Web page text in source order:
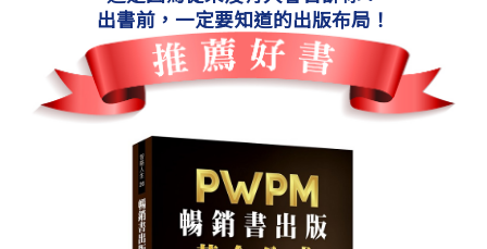
出書前，一定要知道的出版布局！